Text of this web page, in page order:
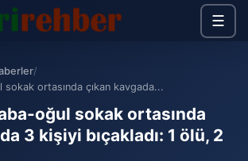
☰
/
ortasında çıkan kavgada...
oğul sokak ortasında
3 kişiyi bıçakladı: 1 ölü, 2